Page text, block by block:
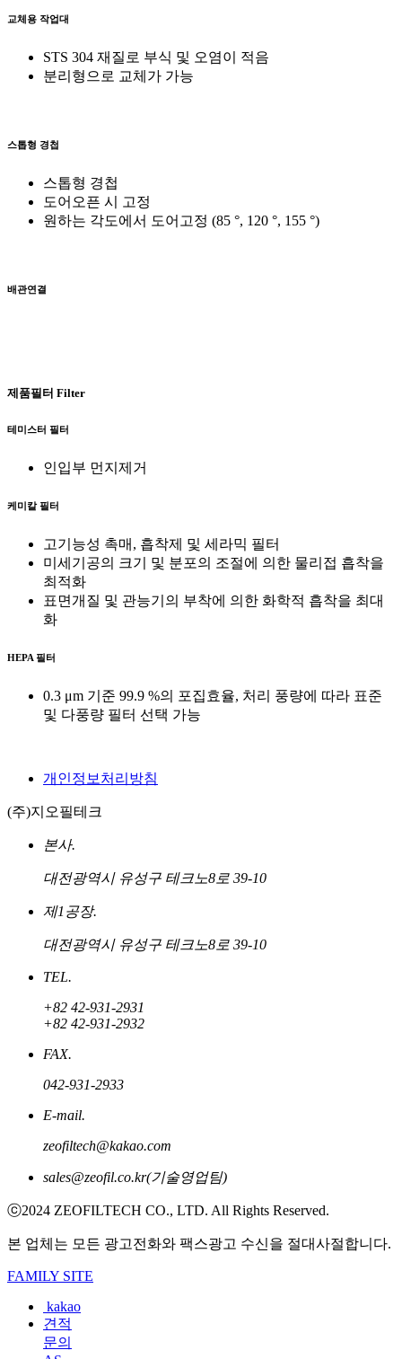
교체용 작업대
STS 304 재질로 부식 및 오염이 적음
분리형으로 교체가 가능
스톱형 경첩
스톱형 경첩
도어오픈 시 고정
원하는 각도에서 도어고정 (85 °, 120 °, 155 °)
배관연결
제품필터 Filter
테미스터 필터
인입부 먼지제거
케미칼 필터
고기능성 촉매, 흡착제 및 세라믹 필터
미세기공의 크기 및 분포의 조절에 의한 물리접 흡착을
최적화
표면개질 및 관능기의 부착에 의한 화학적 흡착을 최대
화
HEPA 필터
0.3 μm 기준 99.9 %의 포집효율, 처리 풍량에 따라 표준
및 다풍량 필터 선택 가능
개인정보처리방침
(주)지오필테크
본사.
대전광역시 유성구 테크노8로 39-10
제1공장.
대전광역시 유성구 테크노8로 39-10
TEL.
+82 42-931-2931
+82 42-931-2932
FAX.
042-931-2933
E-mail.
zeofiltech@kakao.com
sales@zeofil.co.kr(기술영업팀)
ⓒ2024 ZEOFILTECH CO., LTD. All Rights Reserved.
본 업체는 모든 광고전화와 팩스광고 수신을 절대사절합니다.
FAMILY SITE
kakao
견적
문의